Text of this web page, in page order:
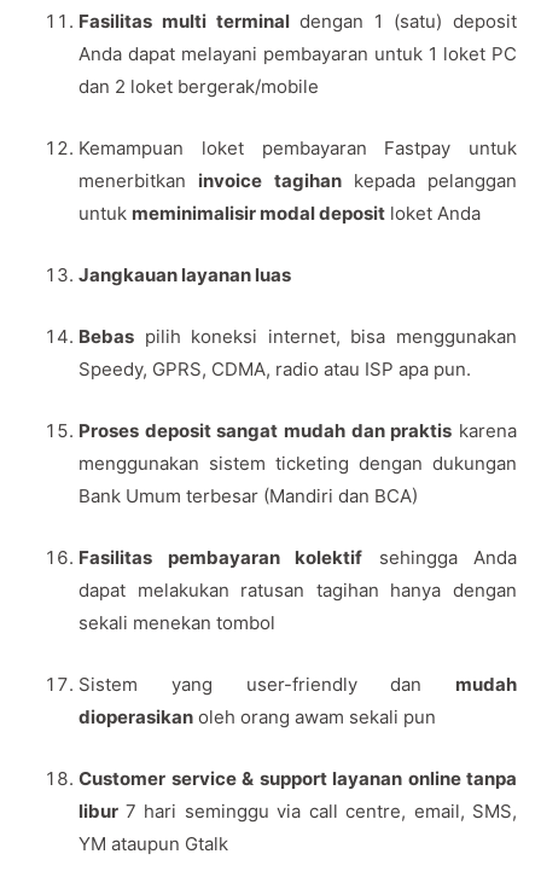
Fasilitas multi terminal dengan 1 (satu) deposit
Anda dapat melayani pembayaran untuk 1 loket PC
dan 2 loket bergerak/mobile
Kemampuan loket pembayaran Fastpay untuk
menerbitkan invoice tagihankepada pelanggan
untuk meminimalisir modal deposit loket Anda
Jangkauan layanan luas
Bebas pilih koneksi internet, bisa menggunakan
Speedy, GPRS, CDMA, radio atau ISP apa pun.
Proses deposit sangat mudah dan praktis karena
menggunakan sistem ticketing dengan dukungan
Bank Umum terbesar (Mandiri dan BCA)
Fasilitas pembayaran kolektif sehingga Anda
dapat melakukan ratusan tagihan hanya dengan
sekali menekan tombol
Sistem yang user-friendly dan mudah
dioperasikan oleh orang awam sekali pun
Customer service & support layanan online tanpa
libur 7 hari seminggu via call centre, email, SMS,
YM ataupun Gtalk